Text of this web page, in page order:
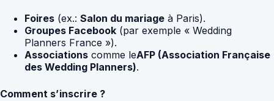
Foires (ex.: Salon du mariage à Paris).
Groupes Facebook (par exemple « Wedding
Planners France »).
Associations comme leAFP (Association Française
des Wedding Planners).
Comment s’inscrire ?